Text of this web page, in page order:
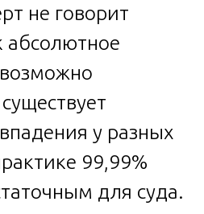
не говорит
абсолютное
у разных
99,99%
для суда.